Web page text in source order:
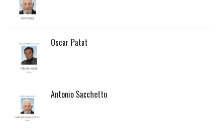
Oscar Patat
Antonio Sacchetto